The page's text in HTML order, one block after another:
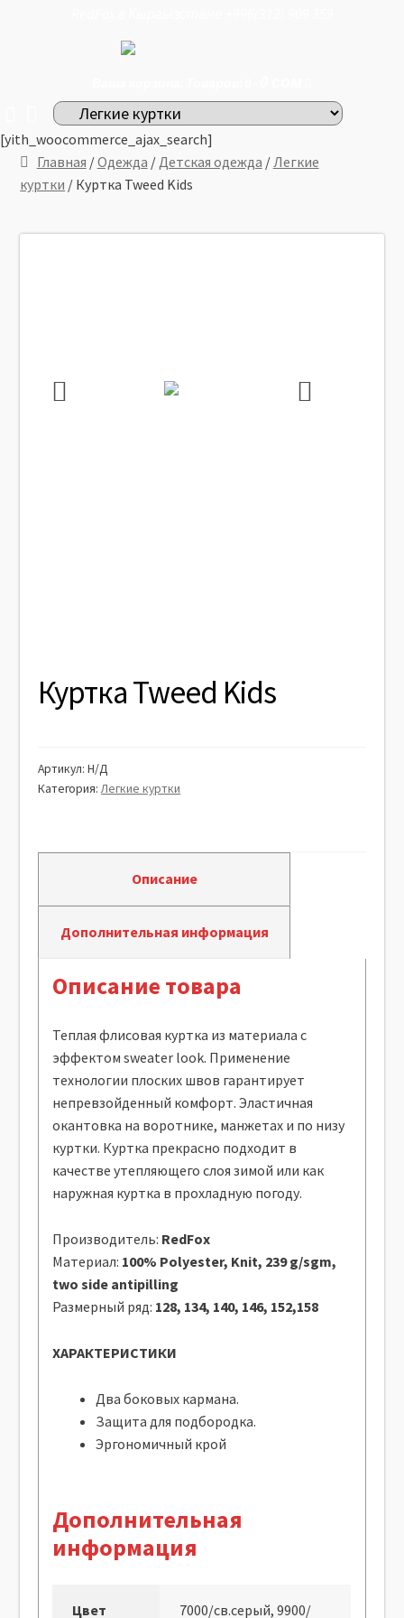
[yith_woocommerce_ajax_search]
Главная /Одежда /Детская одежда /Легкие
куртки / Куртка Tweed Kids
Куртка Tweed Kids
Артикул:Н/Д
Категория:Легкие куртки
Описание
Дополнительная информация
Описание товара
Теплая флисовая куртка из материала c
эффектом sweater look. Применение
технологии плоских швов гарантирует
непревзойденный комфорт. Эластичная
окантовка на воротнике, манжетах и по низу
куртки. Куртка прекрасно подходит в
качестве утепляющего слоя зимой или как
наружная куртка в прохладную погоду.
Производитель: RedFox
Материал: 100% Polyester, Knit, 239 g/sgm,
two side antipilling
Размерный ряд: 128, 134, 140, 146, 152,158
ХАРАКТЕРИСТИКИ
Два боковых кармана.
Защита для подбородка.
Эргономичный крой
Дополнительная
информация
Цвет 7000/св.серый, 9900/